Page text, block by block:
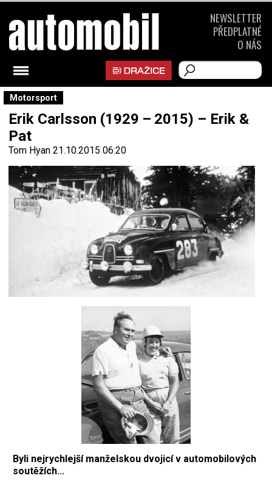
Motorsport
Erik Carlsson (1929 – 2015) – Erik &
Pat
Tom Hyan 21.10.2015 06:20
Byli nejrychlejší manželskou dvojicí v automobilových
soutěžích...
NEWSLETTER
PŘEDPLATNÉ
O NÁS